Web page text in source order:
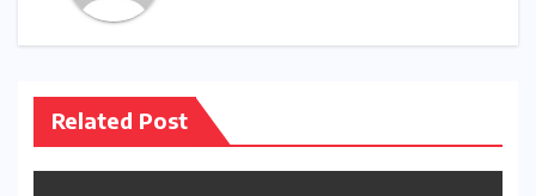
Related Post